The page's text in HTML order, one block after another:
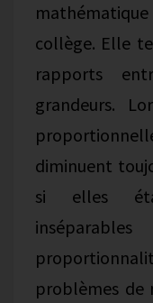
collège. Elle
rapports
grandeurs.
diminuent
si elles
problèmes de